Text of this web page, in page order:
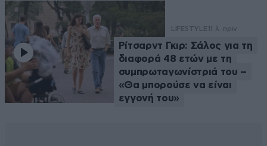
LIFESTYLE 11 λ. πριν
Ρίτσαρντ Γκιρ: Σάλος για τη
διαφορά 48 ετών με τη
συμπρωταγωνίστριά του –
«Θα μπορούσε να είναι
εγγονή του»